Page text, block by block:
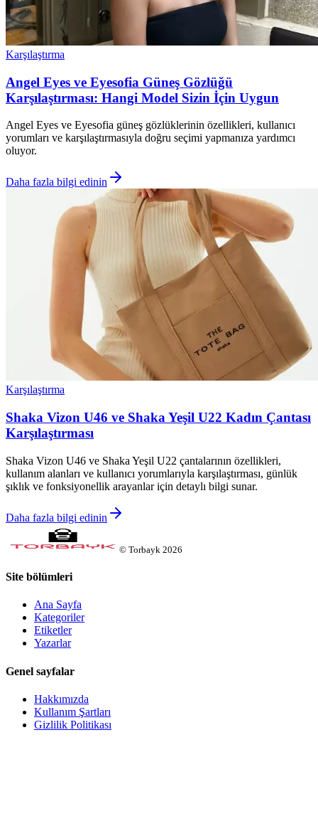
Karşılaştırma
Angel Eyes ve Eyesofia Güneş Gözlüğü
Karşılaştırması: Hangi Model Sizin İçin Uygun
Angel Eyes ve Eyesofia güneş gözlüklerinin özellikleri, kullanıcı
yorumları ve karşılaştırmasıyla doğru seçimi yapmanıza yardımcı
oluyor.
Daha fazla bilgi edinin
Karşılaştırma
Shaka Vizon U46 ve Shaka Yeşil U22 Kadın Çantası
Karşılaştırması
Shaka Vizon U46 ve Shaka Yeşil U22 çantalarının özellikleri,
kullanım alanları ve kullanıcı yorumlarıyla karşılaştırması, günlük
şıklık ve fonksiyonellik arayanlar için detaylı bilgi sunar.
Daha fazla bilgi edinin
© Torbayk 2026
Site bölümleri
Ana Sayfa
Kategoriler
Etiketler
Yazarlar
Genel sayfalar
Hakkımızda
Kullanım Şartları
Gizlilik Politikası